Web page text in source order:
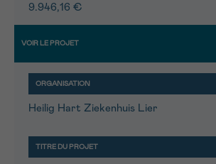
9.946,16 €
Heilig Hart Ziekenhuis Lier